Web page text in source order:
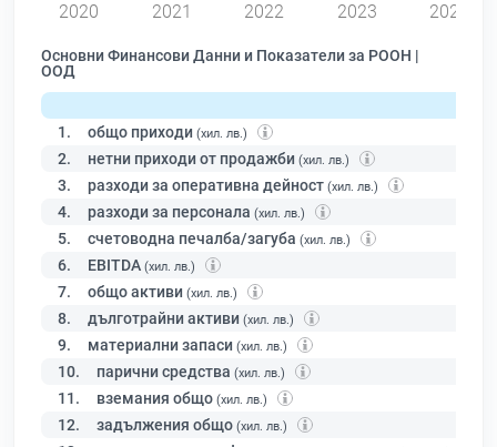
2020 2021 2022 2023 2024
Основни Финансови Данни и Показатели за РООН |
ООД
1. общо приходи (хил. лв.)
2. нетни приходи от продажби (хил. лв.)
3. разходи за оперативна дейност (хил. лв.)
4. разходи за персонала (хил. лв.)
5. счетоводна печалба/загуба (хил. лв.)
6. EBITDA (хил. лв.)
7. общо активи (хил. лв.)
8. дълготрайни активи (хил. лв.)
9. материални запаси (хил. лв.)
10. парични средства (хил. лв.)
11. вземания общо (хил. лв.)
12. задължения общо (хил. лв.)